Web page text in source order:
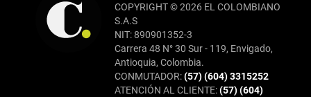
COPYRIGHT © 2026 EL COLOMBIANO
S.A.S
NIT: 890901352-3
Carrera 48 N° 30 Sur - 119, Envigado,
Antioquia, Colombia.
CONMUTADOR:(57) (604) 3315252
ATENCIÓN AL CLIENTE:(57) (604)